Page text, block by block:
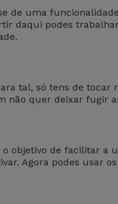
de uma
daqui podes
tal, só tens de tocar
não quer deixar fugir
objetivo de facilitar a
Agora podes usar